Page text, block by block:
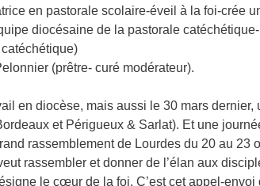
en pastorale scolaire-éveil à la foi-crée
diocésaine de la pastorale
(prêtre- curé modérateur).
en diocèse, mais aussi le 30 mars
et Périgueux & Sarlat). Et une
rassemblement de Lourdes du 20 au 23
rassembler et donner de l’élan aux
le cœur de la foi. C’est cet appel-envoi